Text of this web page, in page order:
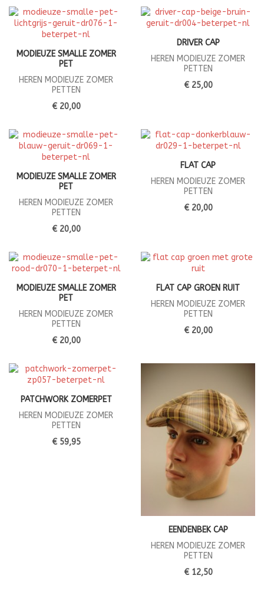
MODIEUZE SMALLE ZOMER
PET
HEREN MODIEUZE ZOMER
PETTEN
€ 20,00
DRIVER CAP
HEREN MODIEUZE ZOMER
PETTEN
€ 25,00
MODIEUZE SMALLE ZOMER
PET
HEREN MODIEUZE ZOMER
PETTEN
€ 20,00
FLAT CAP
HEREN MODIEUZE ZOMER
PETTEN
€ 20,00
MODIEUZE SMALLE ZOMER
PET
HEREN MODIEUZE ZOMER
PETTEN
€ 20,00
FLAT CAP GROEN RUIT
HEREN MODIEUZE ZOMER
PETTEN
€ 20,00
PATCHWORK ZOMERPET
HEREN MODIEUZE ZOMER
PETTEN
€ 59,95
EENDENBEK CAP
HEREN MODIEUZE ZOMER
PETTEN
€ 12,50